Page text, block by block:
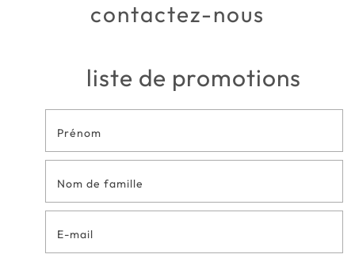
contactez-nous
liste de promotions
Formulaire
de contact
en bas de
page